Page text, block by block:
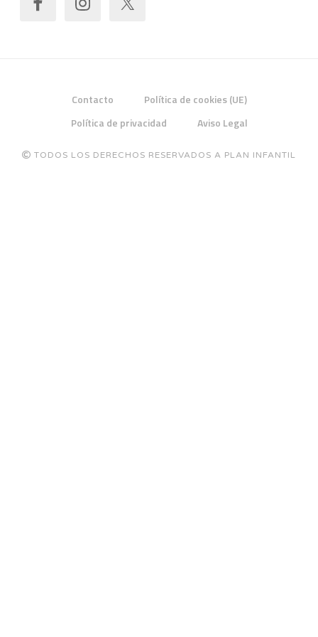
Contacto
Política de cookies (UE)
Política de privacidad
Aviso Legal
TODOS LOS DERECHOS RESERVADOS A PLAN INFANTIL